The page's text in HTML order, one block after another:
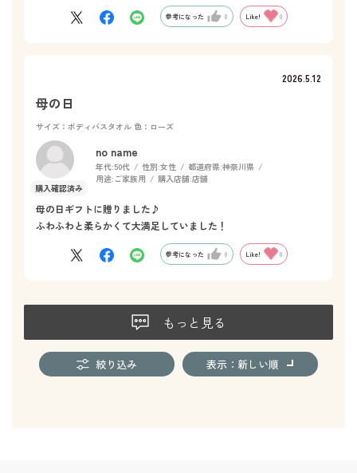
参考になった 0 Like! 0
2026.5.12
母の日
サイズ：ボディバスタオル 色：ローズ
no name
年代:50代 性別:女性 都道府県:神奈川県
用途: ご家族用 購入店舗:店舗
母の日ギフトに贈りました♪
ふわふわと柔らかくて大満足していました！
参考になった 0 Like! 0
もっと見る
絞り込み 表示：新しい順